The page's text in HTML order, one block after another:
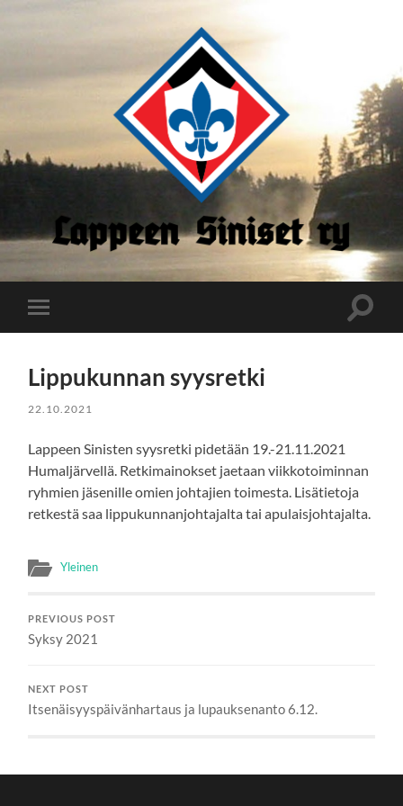
Siniset
Toggle
mobile
Toggle
Lippukunnan syysretki
22.10.2021
Lappeen Sinisten syysretki pidetään 19.-21.11.2021
Humaljärvellä. Retkimainokset jaetaan viikkotoiminnan
ryhmien jäsenille omien johtajien toimesta. Lisätietoja
retkestä saa lippukunnanjohtajalta tai apulaisjohtajalta.
Yleinen
PREVIOUS POST
Syksy 2021
NEXT POST
Itsenäisyyspäivänhartaus ja lupauksenanto 6.12.